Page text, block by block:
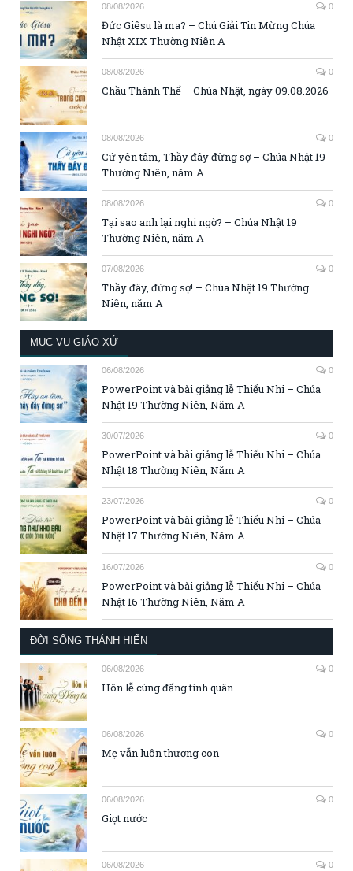
08/08/2026 0
Đức Giêsu là ma? – Chú Giải Tin Mừng Chúa
Nhật XIX Thường Niên A
08/08/2026 0
Chầu Thánh Thể – Chúa Nhật, ngày 09.08.2026
08/08/2026 0
Cứ yên tâm, Thầy đây đừng sợ – Chúa Nhật 19
Thường Niên, năm A
08/08/2026 0
Tại sao anh lại nghi ngờ? – Chúa Nhật 19
Thường Niên, năm A
07/08/2026 0
Thầy đây, đừng sợ! – Chúa Nhật 19 Thường
Niên, năm A
MỤC VỤ GIÁO XỨ
06/08/2026 0
PowerPoint và bài giảng lễ Thiếu Nhi – Chúa
Nhật 19 Thường Niên, Năm A
30/07/2026 0
PowerPoint và bài giảng lễ Thiếu Nhi – Chúa
Nhật 18 Thường Niên, Năm A
23/07/2026 0
PowerPoint và bài giảng lễ Thiếu Nhi – Chúa
Nhật 17 Thường Niên, Năm A
16/07/2026 0
PowerPoint và bài giảng lễ Thiếu Nhi – Chúa
Nhật 16 Thường Niên, Năm A
ĐỜI SỐNG THÁNH HIẾN
06/08/2026 0
Hôn lễ cùng đấng tình quân
06/08/2026 0
Mẹ vẫn luôn thương con
06/08/2026 0
Giọt nước
06/08/2026 0